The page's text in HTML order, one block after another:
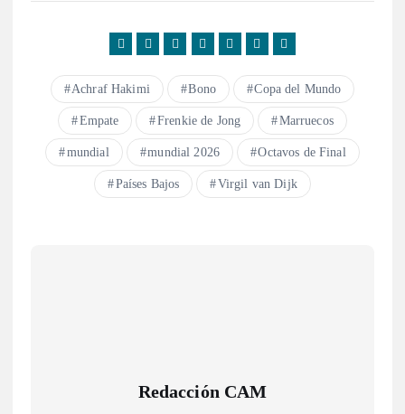
Achraf Hakimi Bono Copa del Mundo
Empate Frenkie de Jong Marruecos
mundial mundial 2026 Octavos de Final
Países Bajos Virgil van Dijk
Redacción CAM